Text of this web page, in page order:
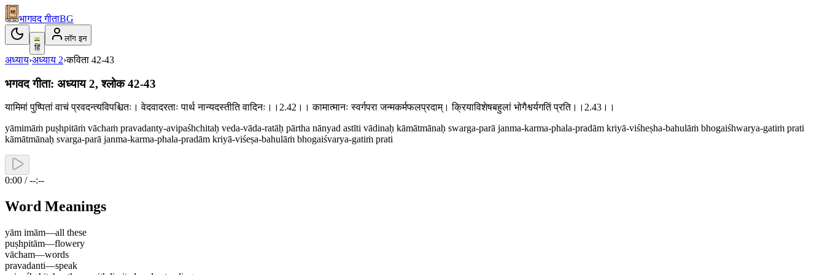
भागवद गीताBG
हिं
लॉग इन
अध्याय›अध्याय 2›कविता 42-43
भगवद गीता: अध्याय 2, श्लोक 42-43
यामिमां पुष्पितां वाचं प्रवदन्त्यविपश्चितः। वेदवादरताः पार्थ नान्यदस्तीति वादिनः।।2.42।। कामात्मानः स्वर्गपरा जन्मकर्मफलप्रदाम्। क्रियाविशेषबहुलां भोगैश्वर्यगतिं प्रति।।2.43।।
yāmimāṁ puṣhpitāṁ vāchaṁ pravadanty-avipaśhchitaḥ veda-vāda-ratāḥ pārtha nānyad astīti vādinaḥ kāmātmānaḥ swarga-parā janma-karma-phala-pradām kriyā-viśheṣha-bahulāṁ bhogaiśhwarya-gatiṁ prati
kāmātmānaḥ svarga-parā janma-karma-phala-pradām kriyā-viśeṣa-bahulāṁ bhogaiśvarya-gatiṁ prati
0:00 / --:--
Word Meanings
yām imām—all these
puṣhpitām—flowery
vācham—words
pravadanti—speak